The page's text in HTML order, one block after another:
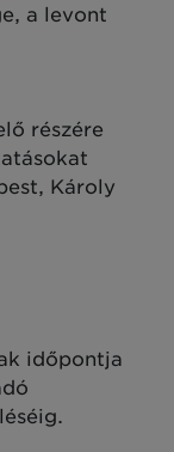
a levont
részére
Károly
időpontja